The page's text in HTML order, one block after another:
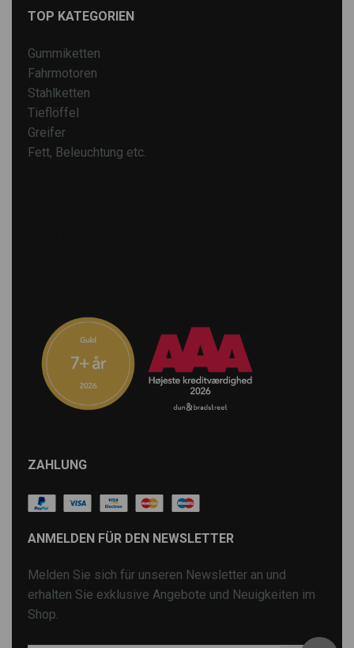
TOP KATEGORIEN
Gummiketten
Fahrmotoren
Stahlketten
Tieflöffel
Greifer
Fett, Beleuchtung etc.
ZAHLUNG
ANMELDEN FÜR DEN NEWSLETTER
Melden Sie sich für unseren Newsletter an und
erhalten Sie exklusive Angebote und Neuigkeiten im
Shop.